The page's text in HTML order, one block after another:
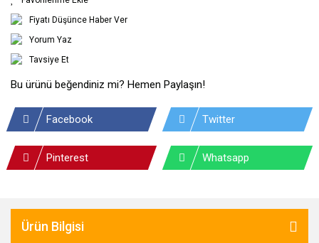
Fiyatı Düşünce Haber Ver
Yorum Yaz
Tavsiye Et
Bu ürünü beğendiniz mi? Hemen Paylaşın!
Facebook Twitter
Pinterest Whatsapp
Ürün Bilgisi